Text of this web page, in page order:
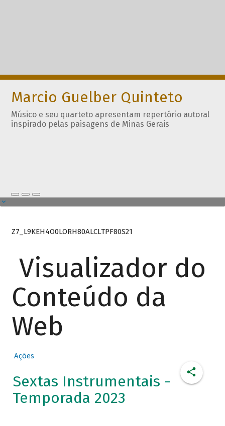
Marcio Guelber Quinteto
Músico e seu quarteto apresentam repertório autoral
inspirado pelas paisagens de Minas Gerais
Z7_L9KEH4O0LORH80ALCLTPF80S21
Visualizador do
Conteúdo da
Web
Ações
Sextas Instrumentais -
Temporada 2023